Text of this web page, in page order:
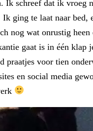
schreef dat ik vroeg
ging te laat naar
nog wat onrustig
gaat is in één klap
voor tien
en social media